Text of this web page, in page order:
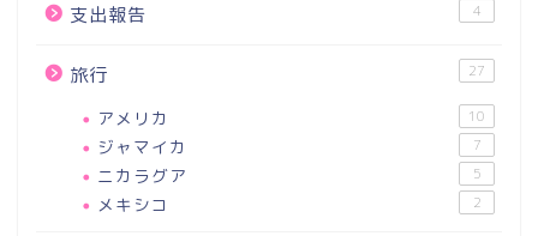
支出報告 4
旅行 27
アメリカ 10
ジャマイカ 7
ニカラグア 5
メキシコ 2